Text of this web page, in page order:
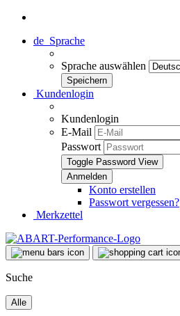
de Sprache
Sprache auswählen
Kundenlogin
Kundenlogin
E-Mail
Passwort
Toggle Password View
Konto erstellen
Passwort vergessen?
Merkzettel
Suche
Alle